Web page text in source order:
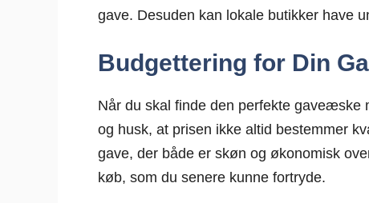
gave. Desuden kan lokale butikker have
Budgettering for Din
Når du skal finde den perfekte gaveæske
og husk, at prisen ikke altid bestemmer
gave, der både er skøn og økonomisk
køb, som du senere kunne fortryde.